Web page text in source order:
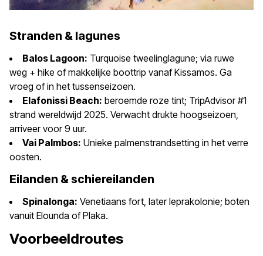
Stranden & lagunes
Balos Lagoon: Turquoise tweelinglagune; via ruwe
weg + hike of makkelijke boottrip vanaf Kissamos. Ga
vroeg of in het tussenseizoen.
Elafonissi Beach: beroemde roze tint; TripAdvisor #1
strand wereldwijd 2025. Verwacht drukte hoogseizoen,
arriveer voor 9 uur.
Vai Palmbos: Unieke palmenstrandsetting in het verre
oosten.
Eilanden & schiereilanden
Spinalonga: Venetiaans fort, later leprakolonie; boten
vanuit Elounda of Plaka.
Voorbeeldroutes